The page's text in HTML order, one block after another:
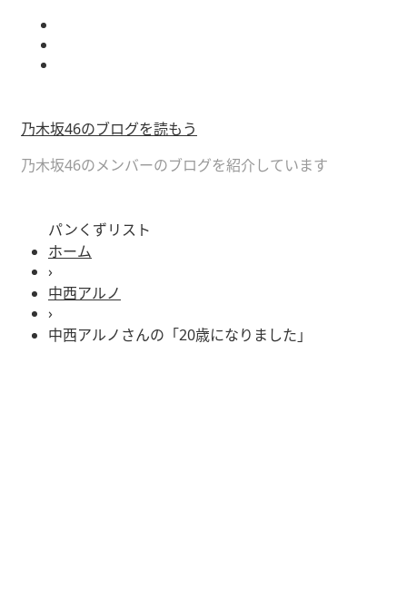
乃木坂46のブログを読もう
乃木坂46のメンバーのブログを紹介しています
パンくずリスト
ホーム
›
中西アルノ
›
中西アルノさんの「20歳になりました」